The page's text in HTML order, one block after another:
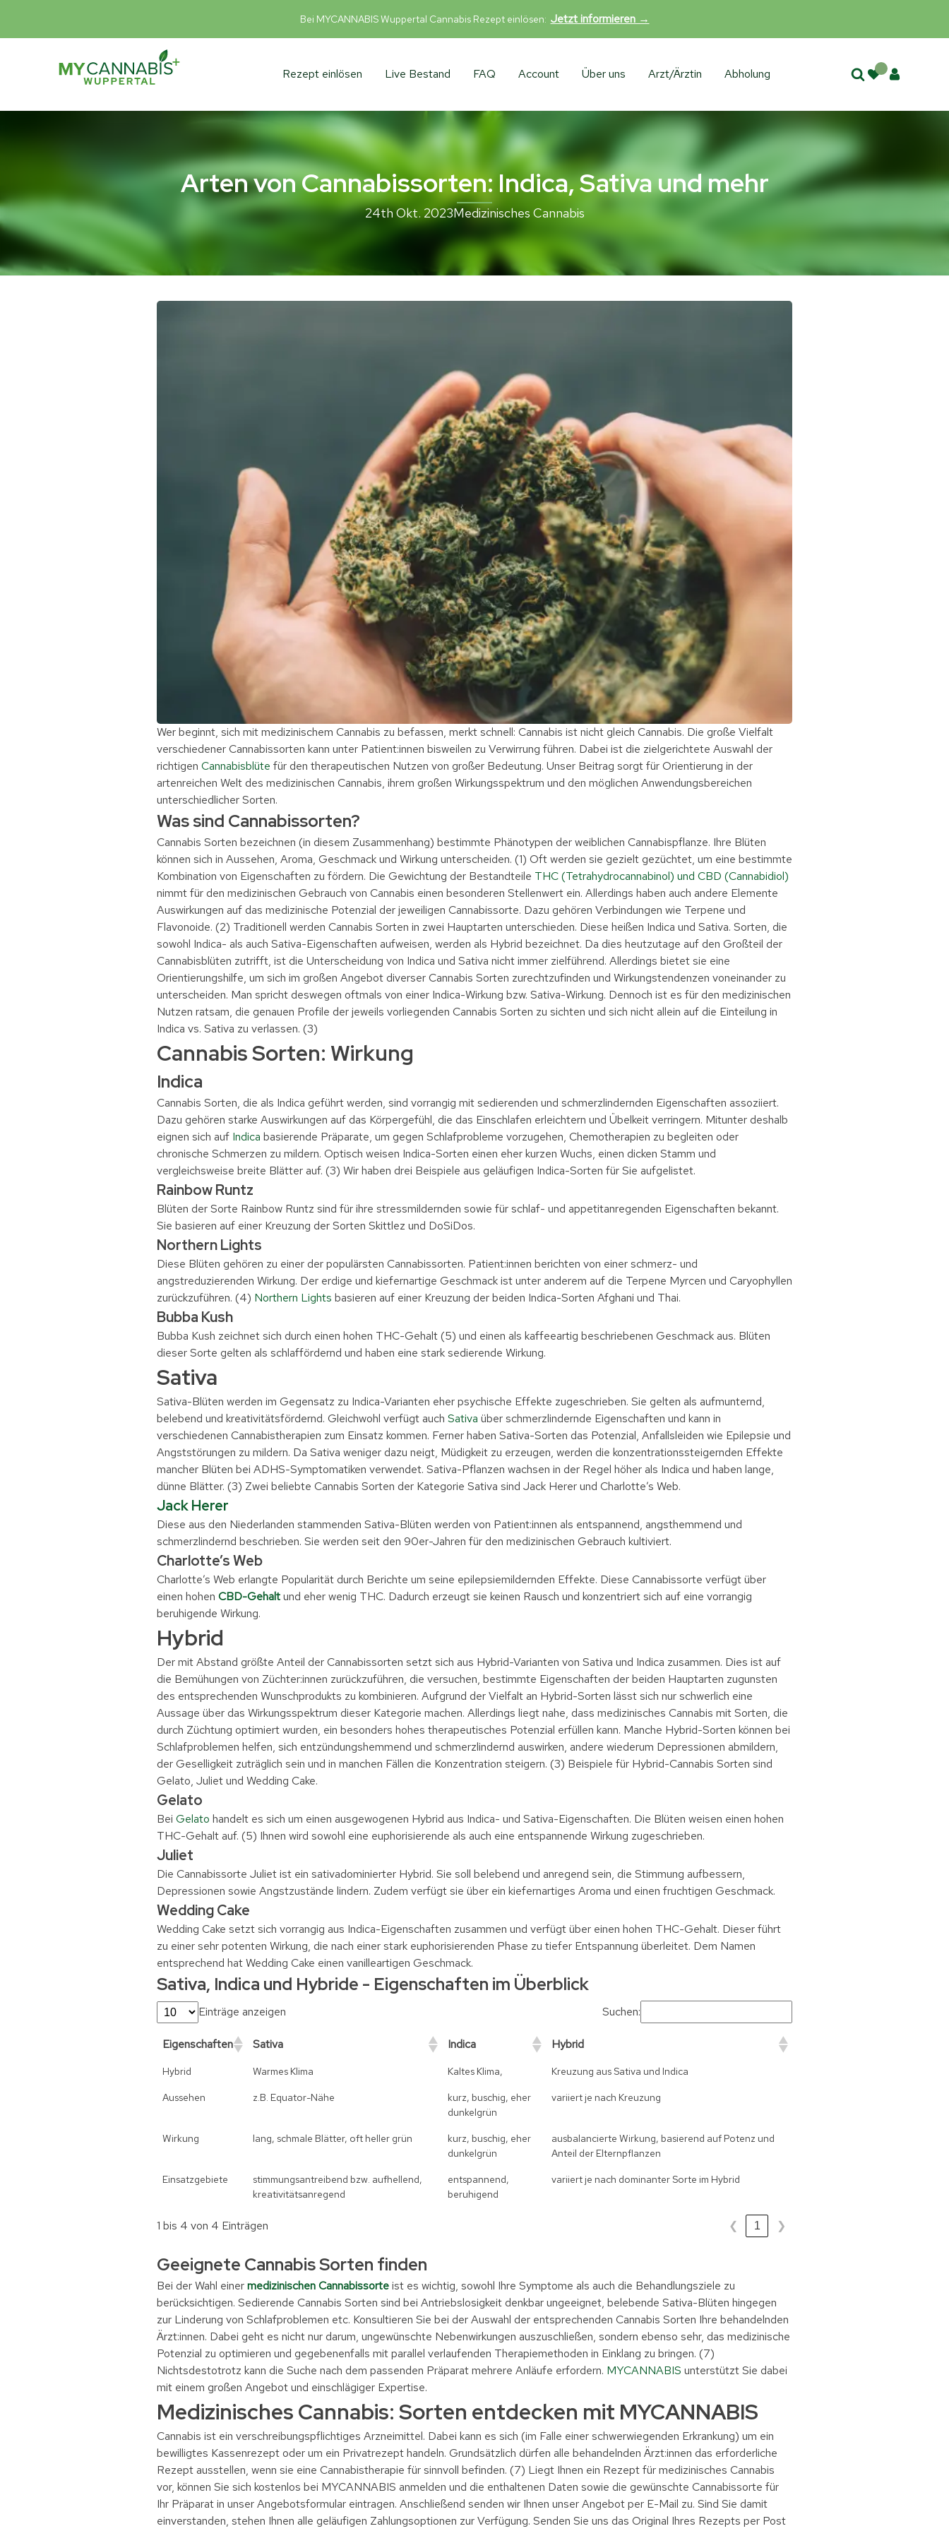
Bei MYCANNABIS Wuppertal Cannabis Rezept einlösen: Jetzt informieren →
Rezept einlösen Live Bestand FAQ Account Über uns Arzt/Ärztin Abholung
Arten von Cannabissorten: Indica, Sativa und mehr
24th Okt. 2023Medizinisches Cannabis
Wer beginnt, sich mit medizinischem Cannabis zu befassen, merkt schnell: Cannabis ist nicht gleich Cannabis. Die große Vielfalt
verschiedener Cannabissorten kann unter Patient:innen bisweilen zu Verwirrung führen. Dabei ist die zielgerichtete Auswahl der
richtigen Cannabisblüte für den therapeutischen Nutzen von großer Bedeutung. Unser Beitrag sorgt für Orientierung in der
artenreichen Welt des medizinischen Cannabis, ihrem großen Wirkungsspektrum und den möglichen Anwendungsbereichen
unterschiedlicher Sorten.
Was sind Cannabissorten?
Cannabis Sorten bezeichnen (in diesem Zusammenhang) bestimmte Phänotypen der weiblichen Cannabispflanze. Ihre Blüten
können sich in Aussehen, Aroma, Geschmack und Wirkung unterscheiden. (1) Oft werden sie gezielt gezüchtet, um eine bestimmte
Kombination von Eigenschaften zu fördern. Die Gewichtung der Bestandteile THC (Tetrahydrocannabinol) und CBD (Cannabidiol)
nimmt für den medizinischen Gebrauch von Cannabis einen besonderen Stellenwert ein. Allerdings haben auch andere Elemente
Auswirkungen auf das medizinische Potenzial der jeweiligen Cannabissorte. Dazu gehören Verbindungen wie Terpene und
Flavonoide. (2) Traditionell werden Cannabis Sorten in zwei Hauptarten unterschieden. Diese heißen Indica und Sativa. Sorten, die
sowohl Indica- als auch Sativa-Eigenschaften aufweisen, werden als Hybrid bezeichnet. Da dies heutzutage auf den Großteil der
Cannabisblüten zutrifft, ist die Unterscheidung von Indica und Sativa nicht immer zielführend. Allerdings bietet sie eine
Orientierungshilfe, um sich im großen Angebot diverser Cannabis Sorten zurechtzufinden und Wirkungstendenzen voneinander zu
unterscheiden. Man spricht deswegen oftmals von einer Indica-Wirkung bzw. Sativa-Wirkung. Dennoch ist es für den medizinischen
Nutzen ratsam, die genauen Profile der jeweils vorliegenden Cannabis Sorten zu sichten und sich nicht allein auf die Einteilung in
Indica vs. Sativa zu verlassen. (3)
Cannabis Sorten: Wirkung
Indica
Cannabis Sorten, die als Indica geführt werden, sind vorrangig mit sedierenden und schmerzlindernden Eigenschaften assoziiert.
Dazu gehören starke Auswirkungen auf das Körpergefühl, die das Einschlafen erleichtern und Übelkeit verringern. Mitunter deshalb
eignen sich auf Indica basierende Präparate, um gegen Schlafprobleme vorzugehen, Chemotherapien zu begleiten oder
chronische Schmerzen zu mildern. Optisch weisen Indica-Sorten einen eher kurzen Wuchs, einen dicken Stamm und
vergleichsweise breite Blätter auf. (3) Wir haben drei Beispiele aus geläufigen Indica-Sorten für Sie aufgelistet.
Rainbow Runtz
Blüten der Sorte Rainbow Runtz sind für ihre stressmildernden sowie für schlaf- und appetitanregenden Eigenschaften bekannt.
Sie basieren auf einer Kreuzung der Sorten Skittlez und DoSiDos.
Northern Lights
Diese Blüten gehören zu einer der populärsten Cannabissorten. Patient:innen berichten von einer schmerz- und
angstreduzierenden Wirkung. Der erdige und kiefernartige Geschmack ist unter anderem auf die Terpene Myrcen und Caryophyllen
zurückzuführen. (4) Northern Lights basieren auf einer Kreuzung der beiden Indica-Sorten Afghani und Thai.
Bubba Kush
Bubba Kush zeichnet sich durch einen hohen THC-Gehalt (5) und einen als kaffeeartig beschriebenen Geschmack aus. Blüten
dieser Sorte gelten als schlaffördernd und haben eine stark sedierende Wirkung.
Sativa
Sativa-Blüten werden im Gegensatz zu Indica-Varianten eher psychische Effekte zugeschrieben. Sie gelten als aufmunternd,
belebend und kreativitätsfördernd. Gleichwohl verfügt auch Sativa über schmerzlindernde Eigenschaften und kann in
verschiedenen Cannabistherapien zum Einsatz kommen. Ferner haben Sativa-Sorten das Potenzial, Anfallsleiden wie Epilepsie und
Angststörungen zu mildern. Da Sativa weniger dazu neigt, Müdigkeit zu erzeugen, werden die konzentrationssteigernden Effekte
mancher Blüten bei ADHS-Symptomatiken verwendet. Sativa-Pflanzen wachsen in der Regel höher als Indica und haben lange,
dünne Blätter. (3) Zwei beliebte Cannabis Sorten der Kategorie Sativa sind Jack Herer und Charlotte’s Web.
Jack Herer
Diese aus den Niederlanden stammenden Sativa-Blüten werden von Patient:innen als entspannend, angsthemmend und
schmerzlindernd beschrieben. Sie werden seit den 90er-Jahren für den medizinischen Gebrauch kultiviert.
Charlotte’s Web
Charlotte’s Web erlangte Popularität durch Berichte um seine epilepsiemildernden Effekte. Diese Cannabissorte verfügt über
einen hohen CBD-Gehaltund eher wenig THC. Dadurch erzeugt sie keinen Rausch und konzentriert sich auf eine vorrangig
beruhigende Wirkung.
Hybrid
Der mit Abstand größte Anteil der Cannabissorten setzt sich aus Hybrid-Varianten von Sativa und Indica zusammen. Dies ist auf
die Bemühungen von Züchter:innen zurückzuführen, die versuchen, bestimmte Eigenschaften der beiden Hauptarten zugunsten
des entsprechenden Wunschprodukts zu kombinieren. Aufgrund der Vielfalt an Hybrid-Sorten lässt sich nur schwerlich eine
Aussage über das Wirkungsspektrum dieser Kategorie machen. Allerdings liegt nahe, dass medizinisches Cannabis mit Sorten, die
durch Züchtung optimiert wurden, ein besonders hohes therapeutisches Potenzial erfüllen kann. Manche Hybrid-Sorten können bei
Schlafproblemen helfen, sich entzündungshemmend und schmerzlindernd auswirken, andere wiederum Depressionen abmildern,
der Geselligkeit zuträglich sein und in manchen Fällen die Konzentration steigern. (3) Beispiele für Hybrid-Cannabis Sorten sind
Gelato, Juliet und Wedding Cake.
Gelato
Bei Gelato handelt es sich um einen ausgewogenen Hybrid aus Indica- und Sativa-Eigenschaften. Die Blüten weisen einen hohen
THC-Gehalt auf. (5) Ihnen wird sowohl eine euphorisierende als auch eine entspannende Wirkung zugeschrieben.
Juliet
Die Cannabissorte Juliet ist ein sativadominierter Hybrid. Sie soll belebend und anregend sein, die Stimmung aufbessern,
Depressionen sowie Angstzustände lindern. Zudem verfügt sie über ein kiefernartiges Aroma und einen fruchtigen Geschmack.
Wedding Cake
Wedding Cake setzt sich vorrangig aus Indica-Eigenschaften zusammen und verfügt über einen hohen THC-Gehalt. Dieser führt
zu einer sehr potenten Wirkung, die nach einer stark euphorisierenden Phase zu tiefer Entspannung überleitet. Dem Namen
entsprechend hat Wedding Cake einen vanilleartigen Geschmack.
Sativa, Indica und Hybride - Eigenschaften im Überblick
Einträge anzeigen Suchen:
Eigenschaften Sativa Indica Hybrid
Hybrid Warmes Klima Kaltes Klima, Kreuzung aus Sativa und Indica
Aussehen z.B. Equator-Nähe
kurz, buschig, eher
dunkelgrün
variiert je nach Kreuzung
Wirkung lang, schmale Blätter, oft heller grün
kurz, buschig, eher
dunkelgrün
ausbalancierte Wirkung, basierend auf Potenz und
Anteil der Elternpflanzen
Einsatzgebiete
stimmungsantreibend bzw. aufhellend,
kreativitätsanregend
entspannend,
beruhigend
variiert je nach dominanter Sorte im Hybrid
1 bis 4 von 4 Einträgen ❮ 1 ❯
Geeignete Cannabis Sorten finden
Bei der Wahl einermedizinischen Cannabissorteist es wichtig, sowohl Ihre Symptome als auch die Behandlungsziele zu
berücksichtigen. Sedierende Cannabis Sorten sind bei Antriebslosigkeit denkbar ungeeignet, belebende Sativa-Blüten hingegen
zur Linderung von Schlafproblemen etc. Konsultieren Sie bei der Auswahl der entsprechenden Cannabis Sorten Ihre behandelnden
Ärzt:innen. Dabei geht es nicht nur darum, ungewünschte Nebenwirkungen auszuschließen, sondern ebenso sehr, das medizinische
Potenzial zu optimieren und gegebenenfalls mit parallel verlaufenden Therapiemethoden in Einklang zu bringen. (7)
Nichtsdestotrotz kann die Suche nach dem passenden Präparat mehrere Anläufe erfordern. MYCANNABIS unterstützt Sie dabei
mit einem großen Angebot und einschlägiger Expertise.
Medizinisches Cannabis: Sorten entdecken mit MYCANNABIS
Cannabis ist ein verschreibungspflichtiges Arzneimittel. Dabei kann es sich (im Falle einer schwerwiegenden Erkrankung) um ein
bewilligtes Kassenrezept oder um ein Privatrezept handeln. Grundsätzlich dürfen alle behandelnden Ärzt:innen das erforderliche
Rezept ausstellen, wenn sie eine Cannabistherapie für sinnvoll befinden. (7) Liegt Ihnen ein Rezept für medizinisches Cannabis
vor, können Sie sich kostenlos bei MYCANNABIS anmelden und die enthaltenen Daten sowie die gewünschte Cannabissorte für
Ihr Präparat in unser Angebotsformular eintragen. Anschließend senden wir Ihnen unser Angebot per E-Mail zu. Sind Sie damit
einverstanden, stehen Ihnen alle geläufigen Zahlungsoptionen zur Verfügung. Senden Sie uns das Original Ihres Rezepts per Post